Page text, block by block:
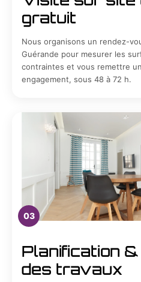
gratuit
Nous organisons un rendez-
Guérande pour mesurer les
contraintes et vous remettre
engagement, sous 48 à 72 h.
03
Planification
des travaux